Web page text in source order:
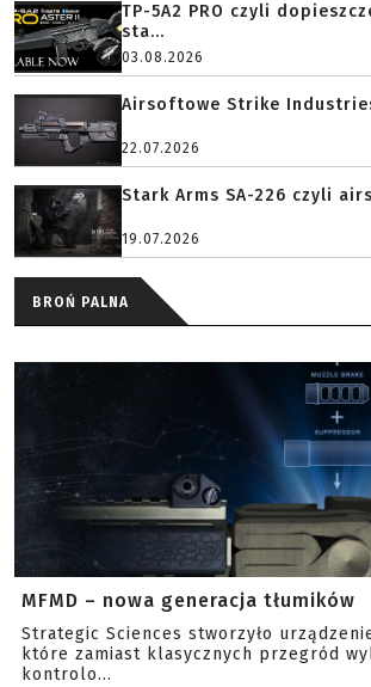
TP-5A2 PRO czyli
sta...
03.08.2026
Airsoftowe Strike
22.07.2026
Stark Arms SA-226 czyli
19.07.2026
BROŃ PALNA
MFMD – nowa generacja tłumików
Strategic Sciences stworzyło
które zamiast klasycznych przegród
kontrolo...